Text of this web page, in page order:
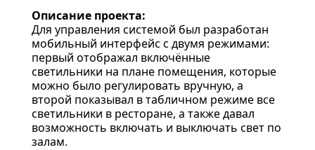
Описание проекта:
Для управления системой был разработан
мобильный интерфейс с двумя режимами:
первый отображал включённые
светильники на плане помещения, которые
можно было регулировать вручную, а
второй показывал в табличном режиме все
светильники в ресторане, а также давал
возможность включать и выключать свет по
залам.